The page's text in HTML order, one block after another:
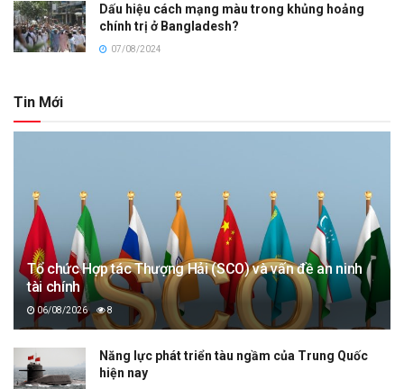
Dấu hiệu cách mạng màu trong khủng hoảng
chính trị ở Bangladesh?
07/08/2024
Tin Mới
Tổ chức Hợp tác Thượng Hải (SCO) và vấn đề an ninh
tài chính
06/08/2026 8
Năng lực phát triển tàu ngầm của Trung Quốc
hiện nay